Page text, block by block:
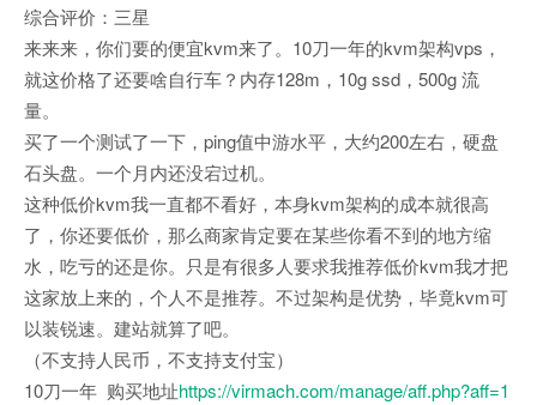
综合评价：三星
来来来，你们要的便宜kvm来了。10刀一年的kvm架构vps，
就这价格了还要啥自行车？内存128m，10g ssd，500g 流
量。
买了一个测试了一下，ping值中游水平，大约200左右，硬盘
石头盘。一个月内还没宕过机。
这种低价kvm我一直都不看好，本身kvm架构的成本就很高
了，你还要低价，那么商家肯定要在某些你看不到的地方缩
水，吃亏的还是你。只是有很多人要求我推荐低价kvm我才把
这家放上来的，个人不是推荐。不过架构是优势，毕竟kvm可
以装锐速。建站就算了吧。
（不支持人民币，不支持支付宝）
10刀一年 购买地址https://virmach.com/manage/aff.php?aff=1